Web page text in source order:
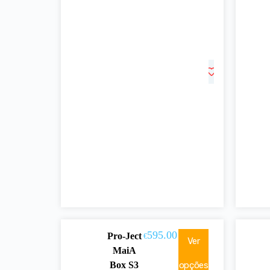
Pro-Ject
MaiA
Box S3
€595.00 Ver
opções